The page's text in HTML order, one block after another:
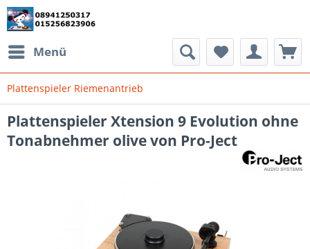
Menü
Plattenspieler Riemenantrieb
Plattenspieler Xtension 9 Evolution ohne
Tonabnehmer olive von Pro-Ject